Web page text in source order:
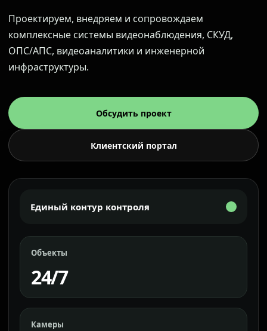
Проектируем, внедряем и сопровождаем
комплексные системы видеонаблюдения, СКУД,
ОПС/АПС, видеоаналитики и инженерной
инфраструктуры.
Обсудить проект
Клиентский портал
Единый контур контроля
Объекты
24/7
Камеры